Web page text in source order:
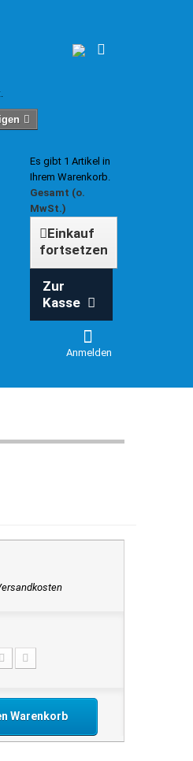
Es gibt 1 Artikel in
Ihrem Warenkorb.
Gesamt (o.
MwSt.)
Einkauf
fortsetzen
Zur
Kasse
Anmelden
Warenkorb